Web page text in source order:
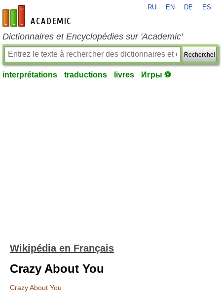
fr-academic.com
RU EN DE ES
Dictionnaires et Encyclopédies sur 'Academic'
Recherche!
interprétations traductions livres Игры ⚽
Wikipédia en Français
Crazy About You
Crazy About You